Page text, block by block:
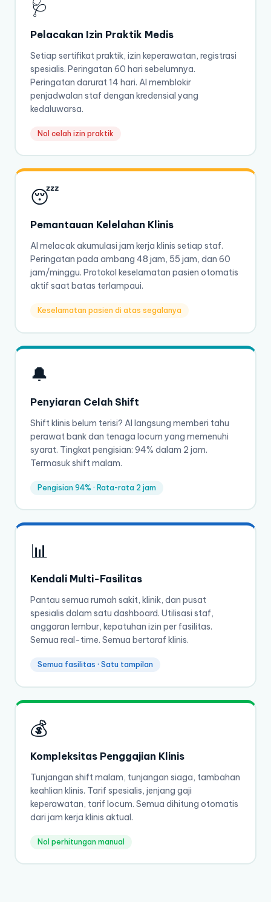
🩺
Pelacakan Izin Praktik Medis
Setiap sertifikat praktik, izin keperawatan, registrasi
spesialis. Peringatan 60 hari sebelumnya.
Peringatan darurat 14 hari. AI memblokir
penjadwalan staf dengan kredensial yang
kedaluwarsa.
Nol celah izin praktik
😴
Pemantauan Kelelahan Klinis
AI melacak akumulasi jam kerja klinis setiap staf.
Peringatan pada ambang 48 jam, 55 jam, dan 60
jam/minggu. Protokol keselamatan pasien otomatis
aktif saat batas terlampaui.
Keselamatan pasien di atas segalanya
🔔
Penyiaran Celah Shift
Shift klinis belum terisi? AI langsung memberi tahu
perawat bank dan tenaga locum yang memenuhi
syarat. Tingkat pengisian: 94% dalam 2 jam.
Termasuk shift malam.
Pengisian 94% · Rata-rata 2 jam
📊
Kendali Multi-Fasilitas
Pantau semua rumah sakit, klinik, dan pusat
spesialis dalam satu dashboard. Utilisasi staf,
anggaran lembur, kepatuhan izin per fasilitas.
Semua real-time. Semua bertaraf klinis.
Semua fasilitas · Satu tampilan
💰
Kompleksitas Penggajian Klinis
Tunjangan shift malam, tunjangan siaga, tambahan
keahlian klinis. Tarif spesialis, jenjang gaji
keperawatan, tarif locum. Semua dihitung otomatis
dari jam kerja klinis aktual.
Nol perhitungan manual